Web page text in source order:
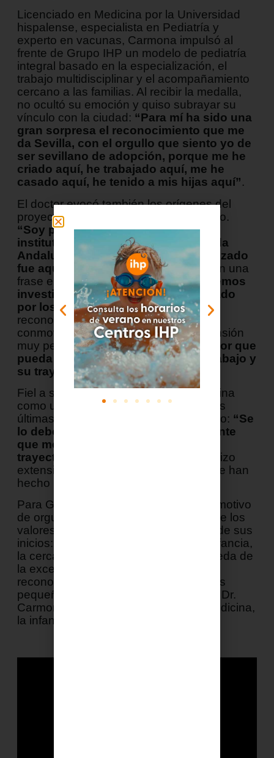
Licenciado en Medicina por la Universidad
hispalense, especialista en Pediatría y
experto en vacunas, Carmona impulsó al
frente de Grupo IHP un modelo de pediatría
integral basado en la especialización, el
trabajo multidisciplinar y el acompañamiento
cercano a las familias. Al recibir la medalla,
no ocultó su emoción y quiso subrayar su
vínculo con la ciudad: “Para mí ha sido una
gran sorpresa el reconocimiento que me
da Sevilla, con el orgullo que siento yo de
ser sevillano de adopción, porque me he
criado aquí, he trabajado aquí, me he
casado aquí, he tenido a mis hijas aquí”.
El doctor evocó también los orígenes del
proyecto y la vocación que lo ha guiado.
“Soy pediatra y hemos fundado un
instituto de pediatría que está en toda
Andalucía, pero donde hemos empezado
fue aquí”
, recordó, antes de resumir en una
frase el sentido de toda su carrera: “
Hemos
investigado vacunas, hemos trabajado
por los niños y para los niños”. El
reconocimiento, confesó visiblemente
conmovido, adquiría para él una dimensión
muy personal:“Ha sido el mayor honor que
pueda recibir una persona por su trabajo y
su trayectoria profesional”.
Fiel a su manera de entender la medicina
como un trabajo de equipo, reservó sus
últimas palabras para el agradecimiento: “Se
lo debo a Sevilla y a toda aquella gente
que me ha acompañado en esta
trayectoria”
, un agradecimiento que hizo
extensivo a todos los profesionales que han
hecho posible el proyecto.
Para Grupo IHP, esta distinción es un motivo
de orgullo colectivo y la confirmación de los
valores que sostienen el proyecto desde sus
inicios: la vocación, el cuidado de la infancia,
la cercanía con las familias y la búsqueda de
la excelencia. Más que un galardón,
reconoce una vida entregada a los más
pequeños y el compromiso que une al Dr.
Carmona y a todo su equipo con la medicina,
la infancia y la ciudad de Sevilla.